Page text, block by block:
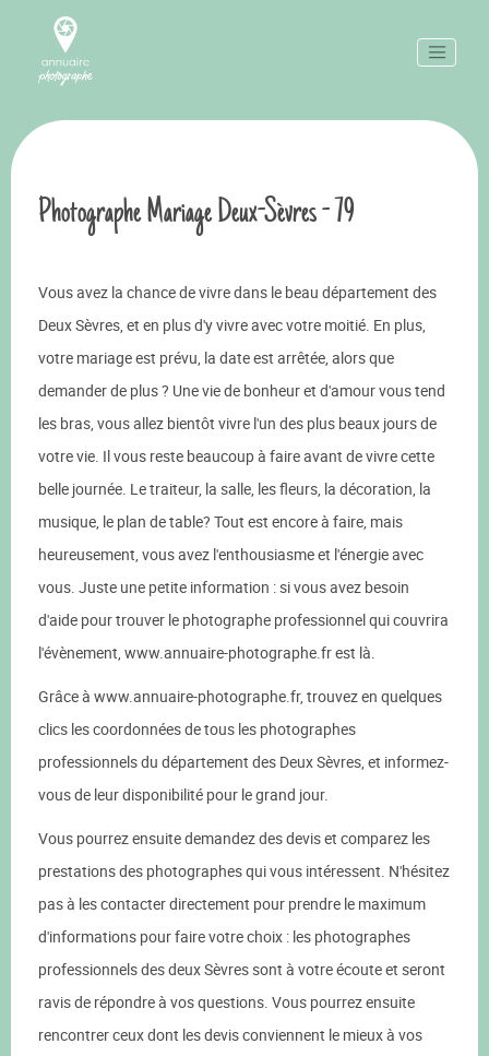
Photographe Mariage Deux-Sèvres - 79
Vous avez la chance de vivre dans le beau département des
Deux Sèvres, et en plus d'y vivre avec votre moitié. En plus,
votre mariage est prévu, la date est arrêtée, alors que
demander de plus ? Une vie de bonheur et d'amour vous tend
les bras, vous allez bientôt vivre l'un des plus beaux jours de
votre vie. Il vous reste beaucoup à faire avant de vivre cette
belle journée. Le traiteur, la salle, les fleurs, la décoration, la
musique, le plan de table? Tout est encore à faire, mais
heureusement, vous avez l'enthousiasme et l'énergie avec
vous. Juste une petite information : si vous avez besoin
d'aide pour trouver le photographe professionnel qui couvrira
l'évènement, www.annuaire-photographe.fr est là.
Grâce à www.annuaire-photographe.fr, trouvez en quelques
clics les coordonnées de tous les photographes
professionnels du département des Deux Sèvres, et informez-
vous de leur disponibilité pour le grand jour.
Vous pourrez ensuite demandez des devis et comparez les
prestations des photographes qui vous intéressent. N'hésitez
pas à les contacter directement pour prendre le maximum
d'informations pour faire votre choix : les photographes
professionnels des deux Sèvres sont à votre écoute et seront
ravis de répondre à vos questions. Vous pourrez ensuite
rencontrer ceux dont les devis conviennent le mieux à vos